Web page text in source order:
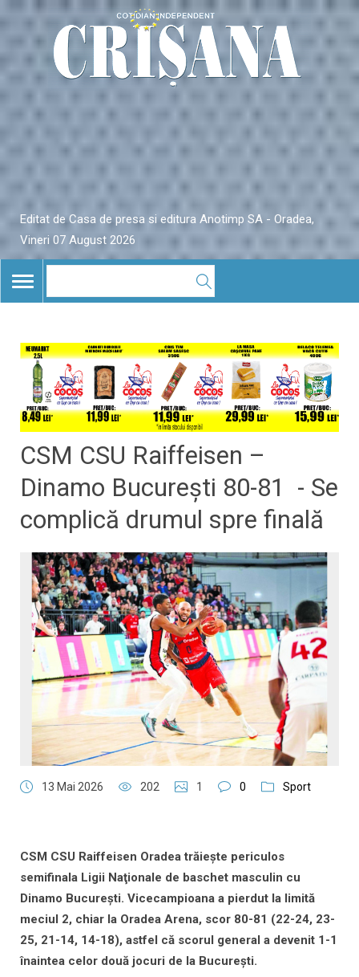
Editat de Casa de presa si editura Anotimp SA - Oradea,
Vineri 07 August 2026
TOGGLE
NAVIGATION
CSM CSU Raiffeisen –
Dinamo București 80-81 - Se
complică drumul spre finală
13 Mai 2026 202 1 0 Sport
CSM CSU Raiffeisen Oradea trăieşte periculos
semifinala Ligii Naţionale de baschet masculin cu
Dinamo Bucureşti. Vicecampioana a pierdut la limită
meciul 2, chiar la Oradea Arena, scor 80-81 (22-24, 23-
25, 21-14, 14-18), astfel că scorul general a devenit 1-1
înaintea celor două jocuri de la Bucureşti.